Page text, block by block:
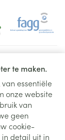
te maken.
essentiële
onze website
van
geen
cookie-
detail uit in